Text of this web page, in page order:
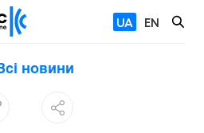
UA EN
новини